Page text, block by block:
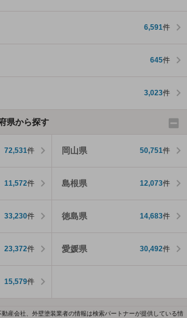
6,591件
645件
3,023件
県から探す
72,531件 岡山県 50,751件
11,572件 島根県 12,073件
33,230件 徳島県 14,683件
23,372件 愛媛県 30,492件
15,579件
産会社、外壁塗装業者の情報は検索パートナーが提供している情